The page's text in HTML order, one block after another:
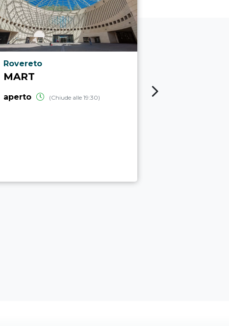
Località punto di interesse
Rovereto
MART
aperto (Chiude alle 19:30)